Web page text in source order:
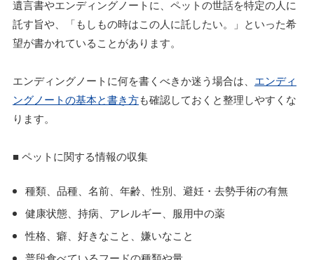
遺言書やエンディングノートに、ペットの世話を特定の人に
託す旨や、「もしもの時はこの人に託したい。」といった希
望が書かれていることがあります。
エンディングノートに何を書くべきか迷う場合は、 エンディ
ングノートの基本と書き方も確認しておくと整理しやすくな
ります。
■ ペットに関する情報の収集
種類、品種、名前、年齢、性別、避妊・去勢手術の有無
健康状態、持病、アレルギー、服用中の薬
性格、癖、好きなこと、嫌いなこと